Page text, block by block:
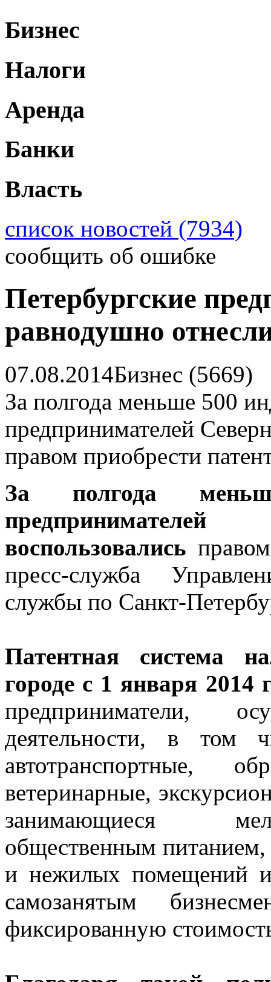
Бизнес
Налоги
Аренда
Банки
Власть
список новостей (7934)
сообщить об ошибке
Петербургские
равнодушно
07.08.2014Бизнес (5669)
За полгода меньше 500
предпринимателей
правом приобрести
За полгода
воспользовались
пресс-служба
службы по Санкт-
Патентная система
городе с 1 января 2014
предприниматели,
деятельности, в том
автотранспортные,
ветеринарные,
занимающиеся
общественным
и нежилых помещений и
самозанятым
фиксированную